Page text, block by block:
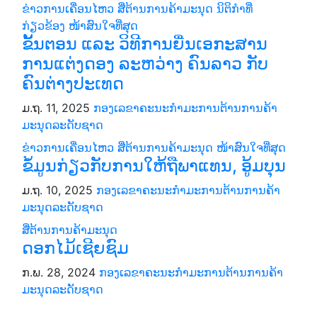
ຂ່າວການເຄື່ອນໄຫວ ສື່ຕ້ານການຄ້າມະນຸດ ນິຕິກຳທີ່
ກ່ຽວຂ້ອງ ໜ້າສົນໃຈທີ່ສຸດ
ຂັ້ນຕອນ ແລະ ວິທີການຍື່ນເອກະສານ
ການແຕ່ງດອງ ລະຫວ່າງ ຄົນລາວ ກັບ
ຄົນຕ່າງປະເທດ
ມ.ຖ. 11, 2025 ກອງເລຂາຄະນະກຳມະການຕ້ານການຄ້າ
ມະນຸດລະດັບຊາດ
ຂ່າວການເຄື່ອນໄຫວ ສື່ຕ້ານການຄ້າມະນຸດ ໜ້າສົນໃຈທີ່ສຸດ
ຂໍ້ມູນກ່ຽວກັບການໃຫ້ຖືພາແທນ, ອູ້ມບຸນ
ມ.ຖ. 10, 2025 ກອງເລຂາຄະນະກຳມະການຕ້ານການຄ້າ
ມະນຸດລະດັບຊາດ
ສື່ຕ້ານການຄ້າມະນຸດ
ດອກໄມ້ເຊີຍຊົມ
ກ.ພ. 28, 2024 ກອງເລຂາຄະນະກຳມະການຕ້ານການຄ້າ
ມະນຸດລະດັບຊາດ